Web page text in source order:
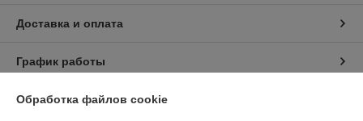
Доставка и оплата
График работы
Полная версия сайта
Обработка файлов cookie